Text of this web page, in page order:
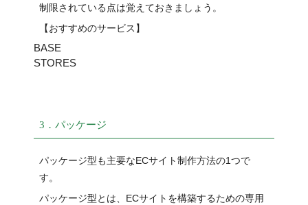
制限されている点は覚えておきましょう。
【おすすめのサービス】
BASE
STORES
3．パッケージ
パッケージ型も主要なECサイト制作方法の1つで
す。
パッケージ型とは、ECサイトを構築するための専用